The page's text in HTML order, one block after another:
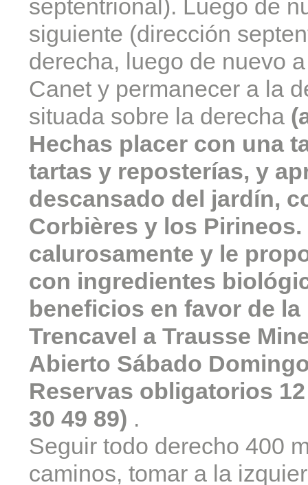
septentrional). Luego de
siguiente (dirección
derecha, luego de nuevo
Canet y permanecer a la
situada sobre la derecha
Hechas placer con una
tartas y reposterías, y
descansado del jardín,
Corbières y los
calurosamente y le
con ingredientes
beneficios en favor de
Trencavel a Trausse
Abierto Sábado
Reservas obligatorios
30 49 89) .
Seguir todo derecho 400
caminos, tomar a la